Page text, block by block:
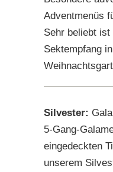
Adventmenüs
Sehr beliebt
Sektempfang
Silvester:
5-Gang-
eingedeckten
unserem